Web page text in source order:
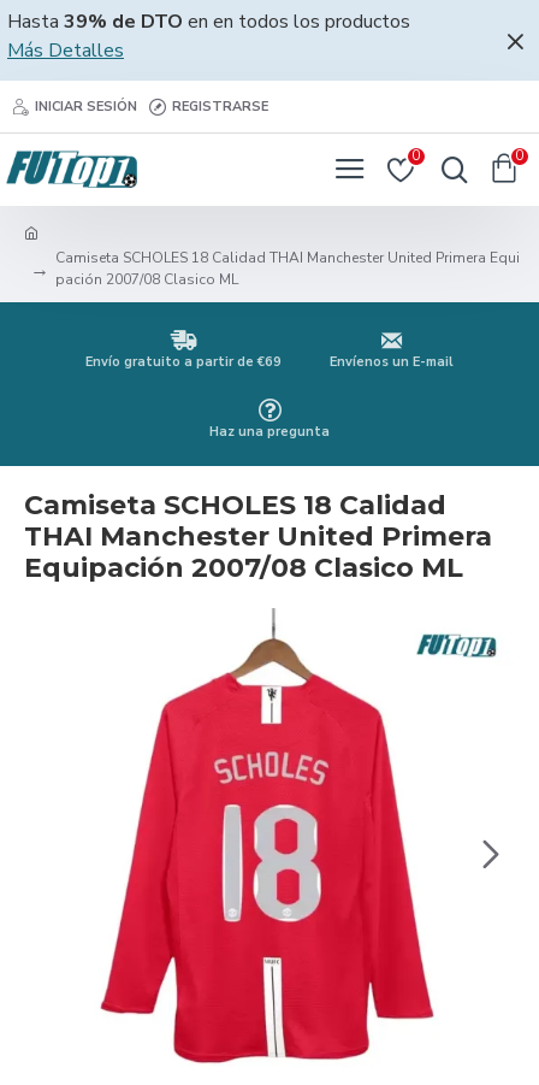
Hasta 39% de DTO en en todos los productos
Más Detalles
INICIAR SESIÓN REGISTRARSE
0 0
Camiseta SCHOLES 18 Calidad THAI Manchester United Primera Equi
pación 2007/08 Clasico ML
Envío gratuito a partir de €69 Envíenos un E-mail
Haz una pregunta
Camiseta SCHOLES 18 Calidad
THAI Manchester United Primera
Equipación 2007/08 Clasico ML